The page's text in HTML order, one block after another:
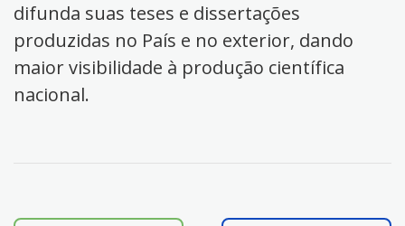
difunda suas teses e dissertações
produzidas no País e no exterior, dando
maior visibilidade à produção científica
nacional.